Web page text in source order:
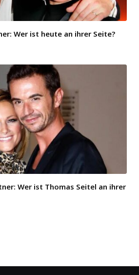
Wer ist heute an ihrer Seite?
Wer ist Thomas Seitel an ihrer